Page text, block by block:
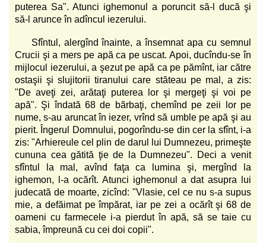
puterea Sa". Atunci ighemonul a poruncit să-l ducă şi
să-l arunce în adîncul iezerului.
Sfîntul, alergînd înainte, a însemnat apa cu semnul
Crucii şi a mers pe apă ca pe uscat. Apoi, ducîndu-se în
mijlocul iezerului, a şezut pe apă ca pe pămînt, iar către
ostaşii şi slujitorii tiranului care stăteau pe mal, a zis:
"De aveţi zei, arătaţi puterea lor şi mergeţi şi voi pe
apă". Şi îndată 68 de bărbaţi, chemînd pe zeii lor pe
nume, s-au aruncat în iezer, vrînd să umble pe apă şi au
pierit. Îngerul Domnului, pogorîndu-se din cer la sfînt, i-a
zis: "Arhiereule cel plin de darul lui Dumnezeu, primeşte
cununa cea gătită ţie de la Dumnezeu". Deci a venit
sfîntul la mal, avînd faţa ca lumina şi, mergînd la
ighemon, l-a ocărît. Atunci ighemonul a dat asupra lui
judecată de moarte, zicînd: "Vlasie, cel ce nu s-a supus
mie, a defăimat pe împărat, iar pe zei a ocărît şi 68 de
oameni cu farmecele i-a pierdut în apă, să se taie cu
sabia, împreună cu cei doi copii".